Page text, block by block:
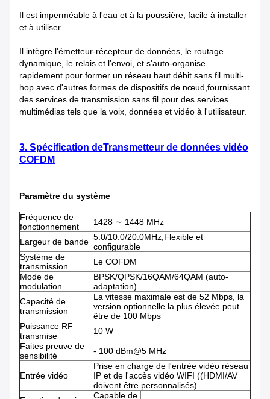
Il est imperméable à l'eau et à la poussière, facile à installer
et à utiliser.
Il intègre l'émetteur-récepteur de données, le routage
dynamique, le relais et l'envoi, et s'auto-organise
rapidement pour former un réseau haut débit sans fil multi-
hop avec d'autres formes de dispositifs de nœud,fournissant
des services de transmission sans fil pour des services
multimédias tels que la voix, données et vidéo à l'utilisateur.
3. Spécification deTransmetteur de données vidéo
COFDM
Paramètre du système
Fréquence de
fonctionnement
1428 ∼ 1448 MHz
Largeur de bande 5.0/10.0/20.0MHz,Flexible et
configurable
Système de
transmission
Le COFDM
Mode de
modulation
BPSK/QPSK/16QAM/64QAM (auto-
adaptation)
Capacité de
transmission
La vitesse maximale est de 52 Mbps, la
version optionnelle la plus élevée peut
être de 100 Mbps
Puissance RF
transmise
10 W
Faites preuve de
sensibilité
- 100 dBm@5 MHz
Entrée vidéo
Prise en charge de l'entrée vidéo réseau
IP et de l'accès vidéo WIFI ((HDMI/AV
doivent être personnalisés)
Capable de